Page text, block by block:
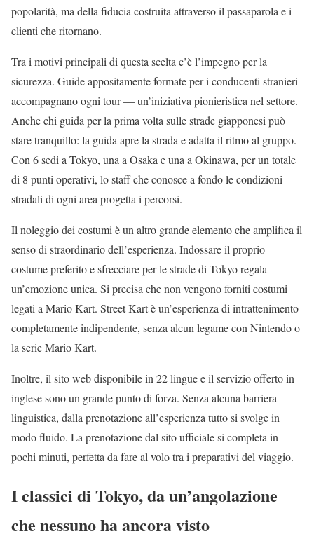
popolarità, ma della fiducia costruita attraverso il passaparola e i
clienti che ritornano.
Tra i motivi principali di questa scelta c’è l’impegno per la
sicurezza. Guide appositamente formate per i conducenti stranieri
accompagnano ogni tour — un’iniziativa pionieristica nel settore.
Anche chi guida per la prima volta sulle strade giapponesi può
stare tranquillo: la guida apre la strada e adatta il ritmo al gruppo.
Con 6 sedi a Tokyo, una a Osaka e una a Okinawa, per un totale
di 8 punti operativi, lo staff che conosce a fondo le condizioni
stradali di ogni area progetta i percorsi.
Il noleggio dei costumi è un altro grande elemento che amplifica il
senso di straordinario dell’esperienza. Indossare il proprio
costume preferito e sfrecciare per le strade di Tokyo regala
un’emozione unica. Si precisa che non vengono forniti costumi
legati a Mario Kart. Street Kart è un’esperienza di intrattenimento
completamente indipendente, senza alcun legame con Nintendo o
la serie Mario Kart.
Inoltre, il sito web disponibile in 22 lingue e il servizio offerto in
inglese sono un grande punto di forza. Senza alcuna barriera
linguistica, dalla prenotazione all’esperienza tutto si svolge in
modo fluido. La prenotazione dal sito ufficiale si completa in
pochi minuti, perfetta da fare al volo tra i preparativi del viaggio.
I classici di Tokyo, da un’angolazione
che nessuno ha ancora visto